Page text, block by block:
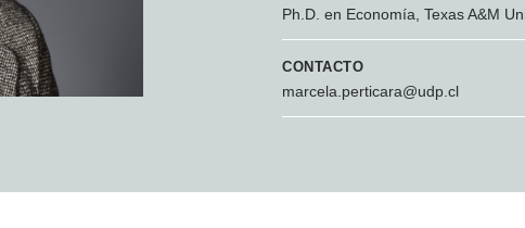
Ph.D. en Economía, Texas A&M
CONTACTO
marcela.perticara@udp.cl